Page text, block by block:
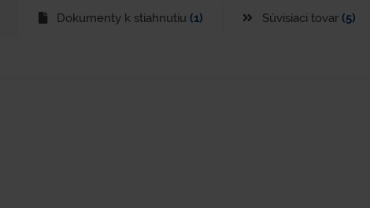
Dokumenty k stiahnutiu (1) Súvisiaci tovar (5)